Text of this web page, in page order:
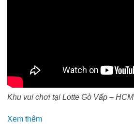
Khu vui chơi tại Lotte Gò Vấp – HCM
Xem thêm: